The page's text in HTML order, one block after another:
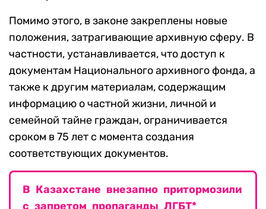
Помимо этого, в законе закреплены новые
положения, затрагивающие архивную сферу. В
частности, устанавливается, что доступ к
документам Национального архивного фонда, а
также к другим материалам, содержащим
информацию о частной жизни, личной и
семейной тайне граждан, ограничивается
сроком в 75 лет с момента создания
соответствующих документов.
В Казахстане внезапно притормозили
с запретом пропаганды ЛГБТ*